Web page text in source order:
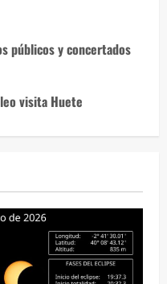
públicos y concertados
visita Huete